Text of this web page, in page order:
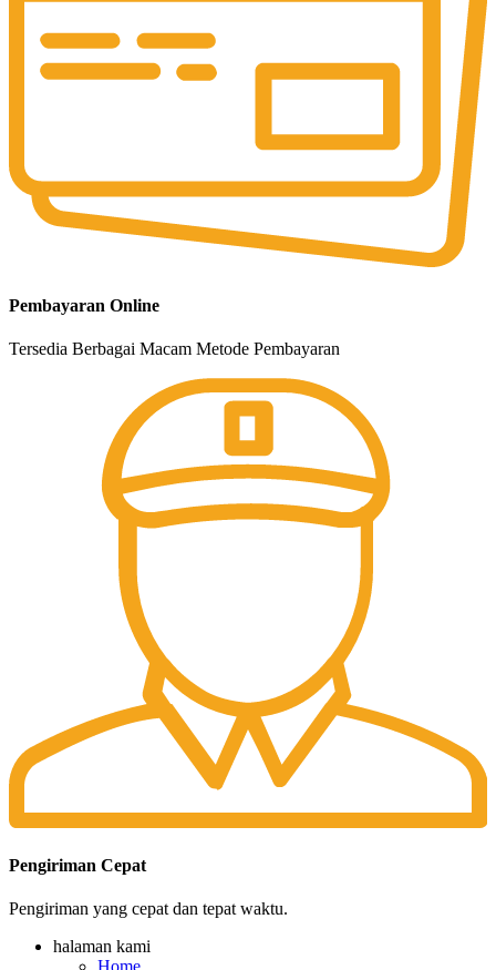
Pembayaran Online
Tersedia Berbagai Macam Metode Pembayaran
Pengiriman Cepat
Pengiriman yang cepat dan tepat waktu.
halaman kami
Home